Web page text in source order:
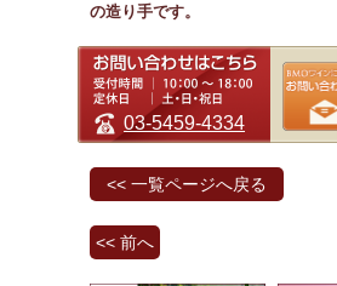
の造り手です。
03-5459-4334
<< 一覧ページへ戻る
<< 前へ